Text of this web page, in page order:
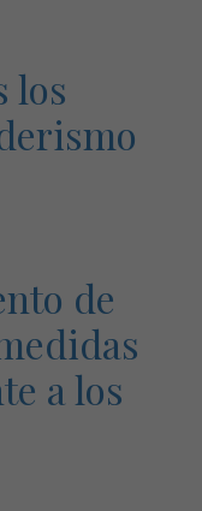
los
de
a los